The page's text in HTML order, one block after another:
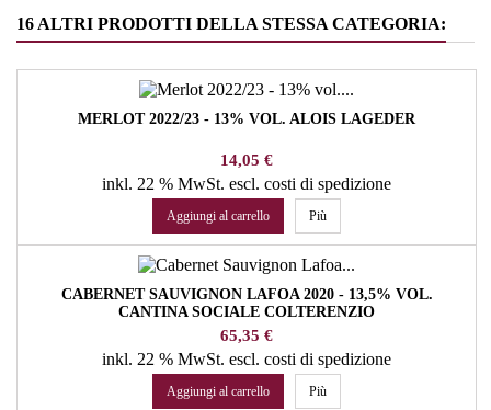
16 ALTRI PRODOTTI DELLA STESSA CATEGORIA:
MERLOT 2022/23 - 13% VOL. ALOIS LAGEDER
Prezzo
14,05 €
inkl. 22 % MwSt. escl. costi di spedizione
Aggiungi al carrello Più
CABERNET SAUVIGNON LAFOA 2020 - 13,5% VOL.
CANTINA SOCIALE COLTERENZIO
Prezzo
65,35 €
inkl. 22 % MwSt. escl. costi di spedizione
Aggiungi al carrello Più